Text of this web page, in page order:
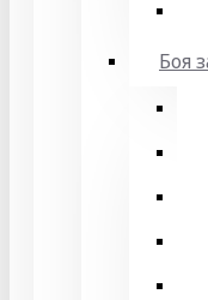
Боя